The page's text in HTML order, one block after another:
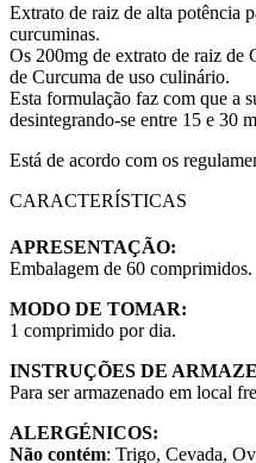
Extrato de raiz de alta potência
curcuminas.
Os 200mg de extrato de raiz de
de Curcuma de uso culinário.
Esta formulação faz com que a
desintegrando-se entre 15 e 30
Está de acordo com os
CARACTERÍSTICAS
APRESENTAÇÃO:
Embalagem de 60 comprimidos.
MODO DE TOMAR:
1 comprimido por dia.
INSTRUÇÕES DE
Para ser armazenado em local
ALERGÉNICOS:
Não contém: Trigo, Cevada,